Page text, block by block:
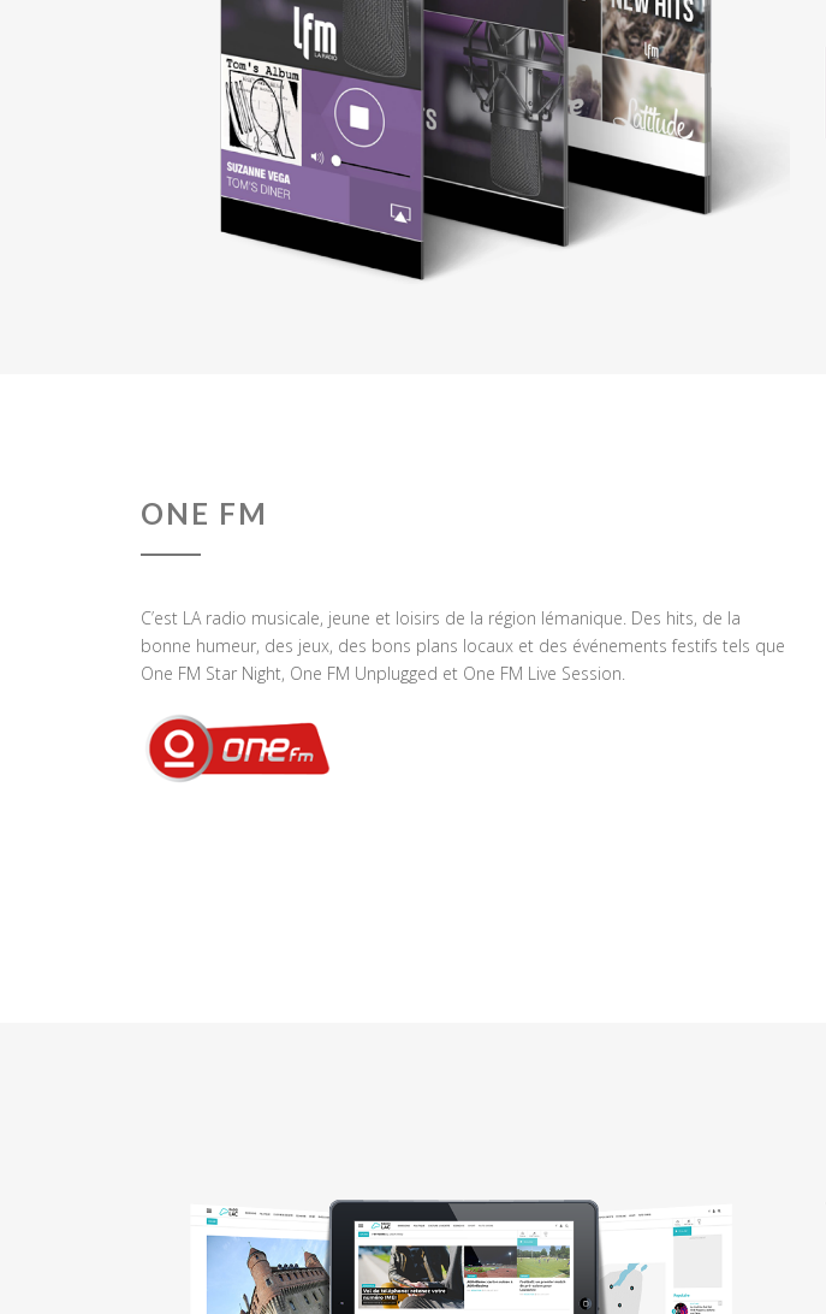
ONE FM
C’est LA radio musicale, jeune et loisirs de la région lémanique. Des hits, de la
bonne humeur, des jeux, des bons plans locaux et des événements festifs tels que
One FM Star Night, One FM Unplugged et One FM Live Session.